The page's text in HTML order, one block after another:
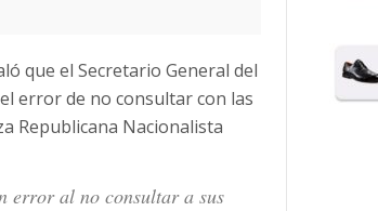
que el Secretario General del
error de no consultar con las
Republicana Nacionalista
error al no consultar a sus